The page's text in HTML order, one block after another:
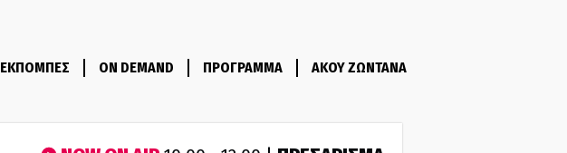
ΕΚΠΟΜΠΕΣ ON DEMAND ΠΡΟΓΡΑΜΜΑ ΑΚΟΥ ΖΩΝΤΑΝΑ